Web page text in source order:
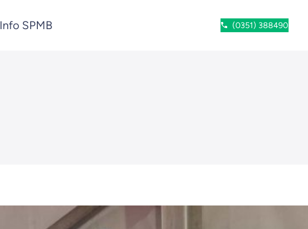
Info SPMB (0351) 388490